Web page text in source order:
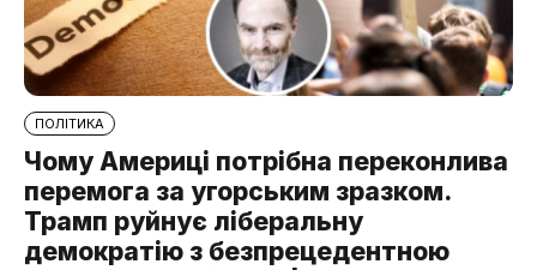
ПОЛІТИКА
Чому Америці потрібна переконлива
перемога за угорським зразком.
Трамп руйнує ліберальну
демократію з безпрецедентною